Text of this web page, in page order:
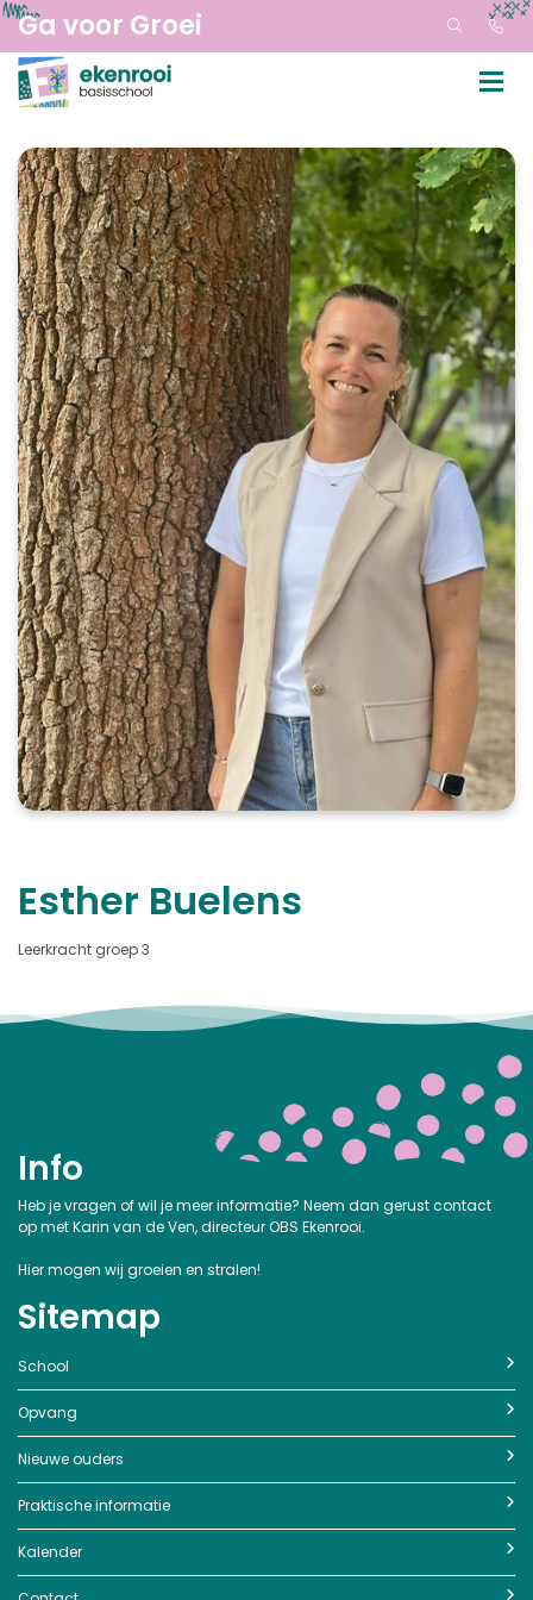
Ga voor Groei
Esther Buelens
Leerkracht groep 3
Info
Heb je vragen of wil je meer informatie? Neem dan gerust contact
op met Karin van de Ven, directeur OBS Ekenrooi.
Hier mogen wij groeien en stralen!
Sitemap
School
Opvang
Nieuwe ouders
Praktische informatie
Kalender